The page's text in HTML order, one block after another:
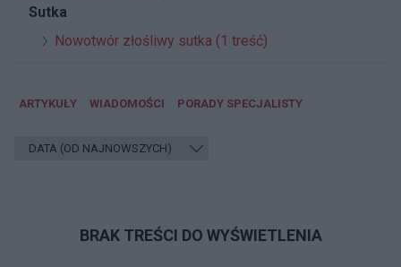
Sutka
Nowotwór złośliwy sutka (1 treść)
ARTYKUŁY WIADOMOŚCI PORADY SPECJALISTY
BRAK TREŚCI DO WYŚWIETLENIA